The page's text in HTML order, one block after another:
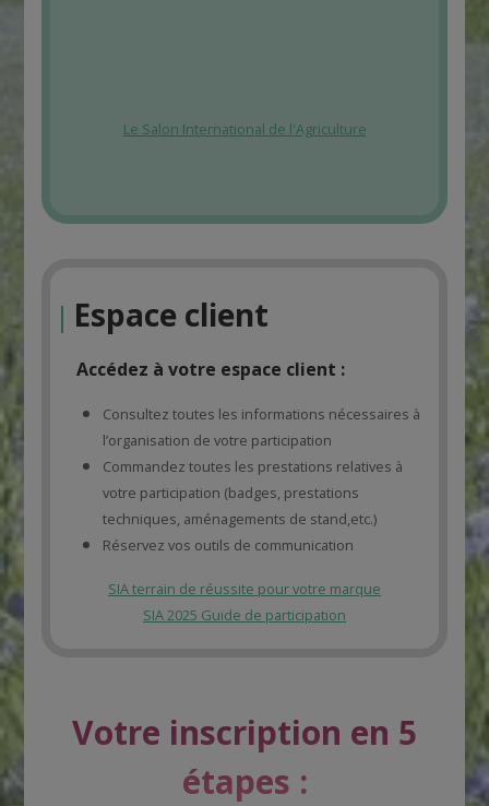
Le Salon International de l'Agriculture
| Espace client
Accédez à votre espace client :
Consultez toutes les informations nécessaires à
l’organisation de votre participation
Commandez toutes les prestations relatives à
votre participation (badges, prestations
techniques, aménagements de stand,etc.)
Réservez vos outils de communication
SIA terrain de réussite pour votre marque
SIA 2025 Guide de participation
Votre inscription en 5
étapes :